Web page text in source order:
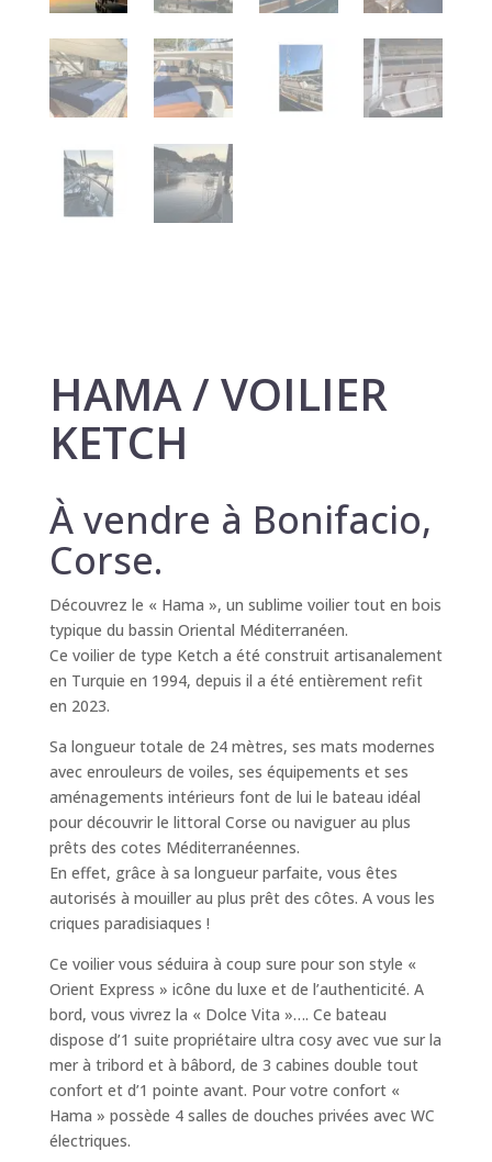
HAMA / VOILIER
KETCH
À vendre à Bonifacio,
Corse.
Découvrez le « Hama », un sublime voilier tout en bois
typique du bassin Oriental Méditerranéen.
Ce voilier de type Ketch a été construit artisanalement
en Turquie en 1994, depuis il a été entièrement refit
en 2023.
Sa longueur totale de 24 mètres, ses mats modernes
avec enrouleurs de voiles, ses équipements et ses
aménagements intérieurs font de lui le bateau idéal
pour découvrir le littoral Corse ou naviguer au plus
prêts des cotes Méditerranéennes.
En effet, grâce à sa longueur parfaite, vous êtes
autorisés à mouiller au plus prêt des côtes. A vous les
criques paradisiaques !
Ce voilier vous séduira à coup sure pour son style «
Orient Express » icône du luxe et de l’authenticité. A
bord, vous vivrez la « Dolce Vita »…. Ce bateau
dispose d’1 suite propriétaire ultra cosy avec vue sur la
mer à tribord et à bâbord, de 3 cabines double tout
confort et d’1 pointe avant. Pour votre confort «
Hama » possède 4 salles de douches privées avec WC
électriques.